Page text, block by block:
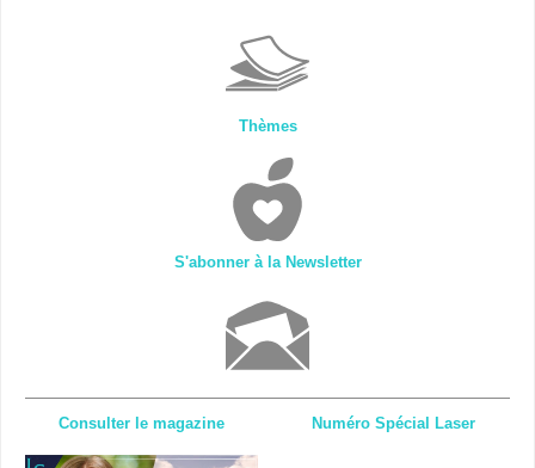
Thèmes
S'abonner à la Newsletter
Numéro Spécial Laser
Consulter le magazine